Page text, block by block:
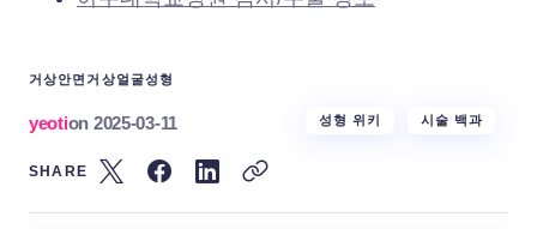
거상안면거상얼굴성형
yeotion 2025-03-11 성형 위키 시술 백과
SHARE